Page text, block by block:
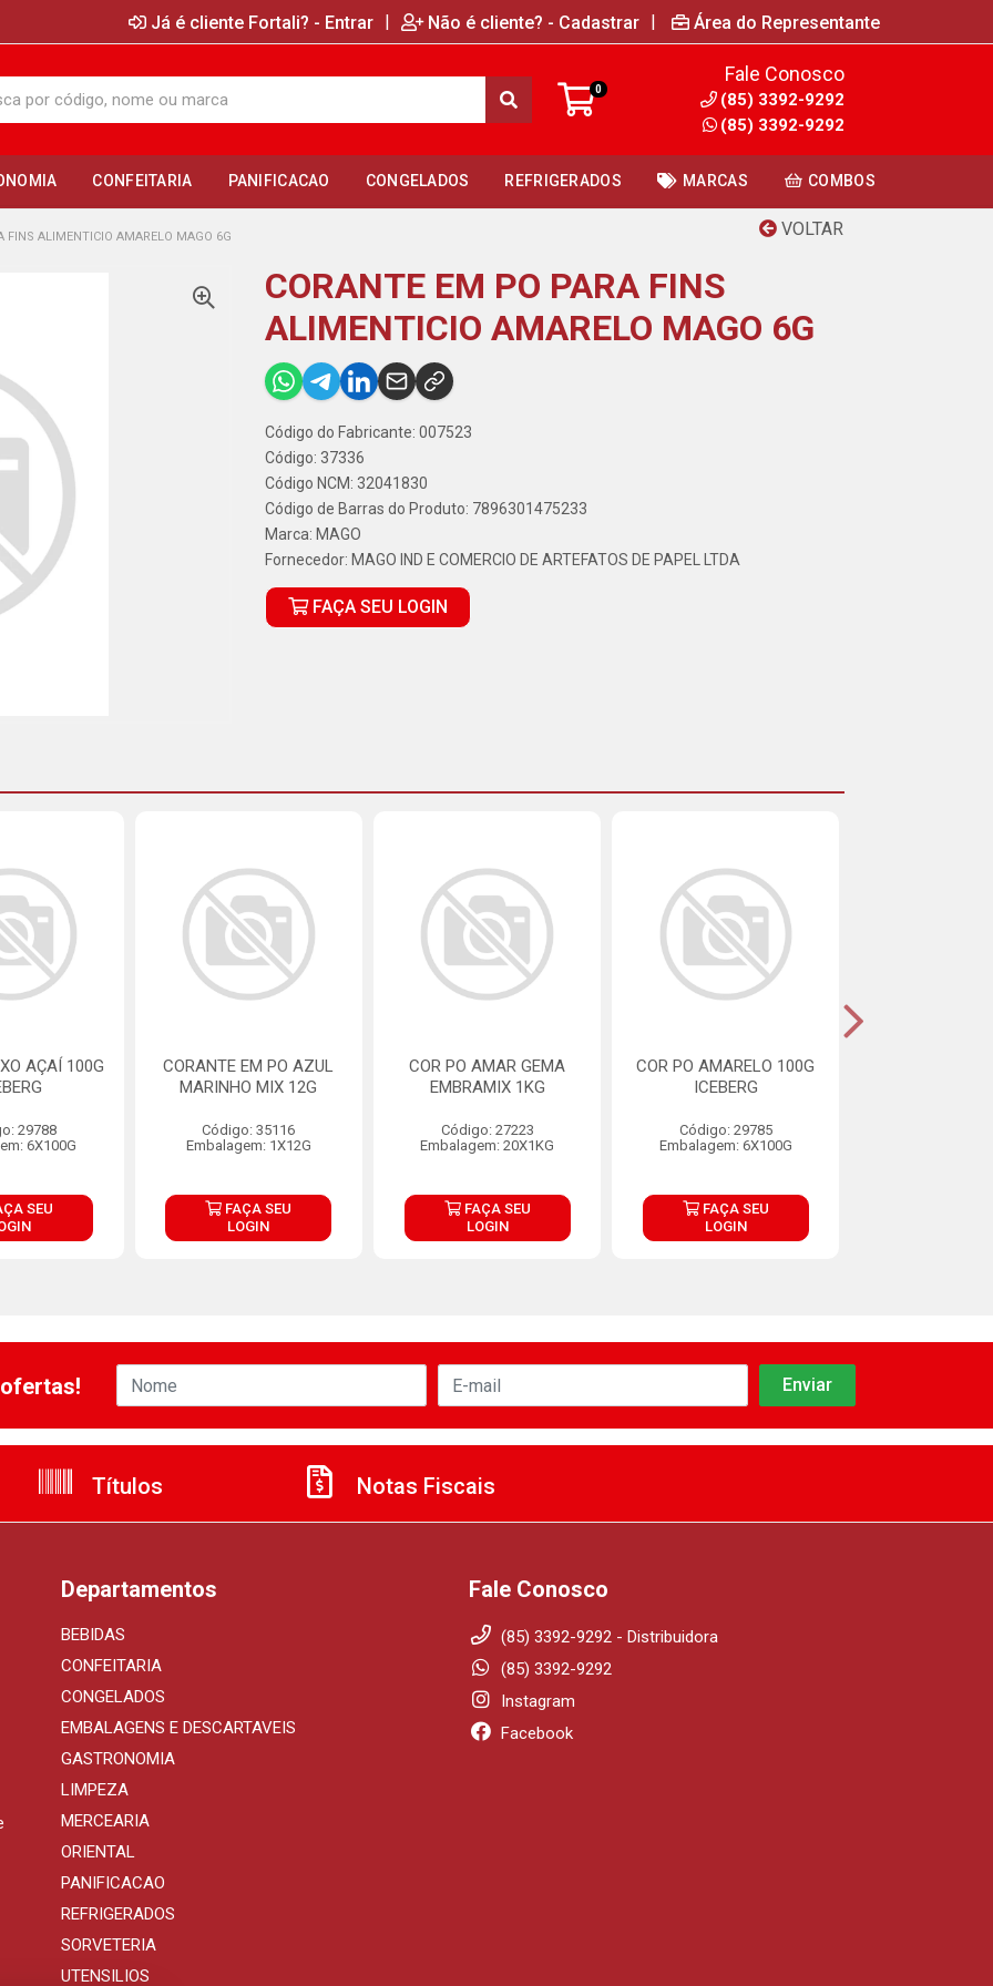
Já é cliente Fortali? - Entrar | Não é cliente? - Cadastrar | Área do Representante
0
Fale Conosco
(85) 3392-9292
(85) 3392-9292
CONFEITARIA PANIFICACAO CONGELADOS REFRIGERADOS MARCAS COMBOS
VOLTAR
FINS ALIMENTICIO AMARELO MAGO 6G
CORANTE EM PO PARA FINS
ALIMENTICIO AMARELO MAGO 6G
Código do Fabricante: 007523
Código: 37336
Código NCM: 32041830
Código de Barras do Produto: 7896301475233
Marca: MAGO
Fornecedor: MAGO IND E COMERCIO DE ARTEFATOS DE PAPEL LTDA
FAÇA SEU LOGIN
AÇAÍ 100G
29788
6X100G
SEU
CORANTE EM PO AZUL
MARINHO MIX 12G
Código: 35116
Embalagem: 1X12G
FAÇA SEU
LOGIN
COR PO AMAR GEMA
EMBRAMIX 1KG
Código: 27223
Embalagem: 20X1KG
FAÇA SEU
LOGIN
COR PO AMARELO 100G
ICEBERG
Código: 29785
Embalagem: 6X100G
FAÇA SEU
LOGIN
Títulos Notas Fiscais
Departamentos
BEBIDAS
CONFEITARIA
CONGELADOS
EMBALAGENS E DESCARTAVEIS
GASTRONOMIA
LIMPEZA
MERCEARIA
ORIENTAL
PANIFICACAO
REFRIGERADOS
SORVETERIA
UTENSILIOS
Fale Conosco
(85) 3392-9292 - Distribuidora
(85) 3392-9292
Instagram
Facebook